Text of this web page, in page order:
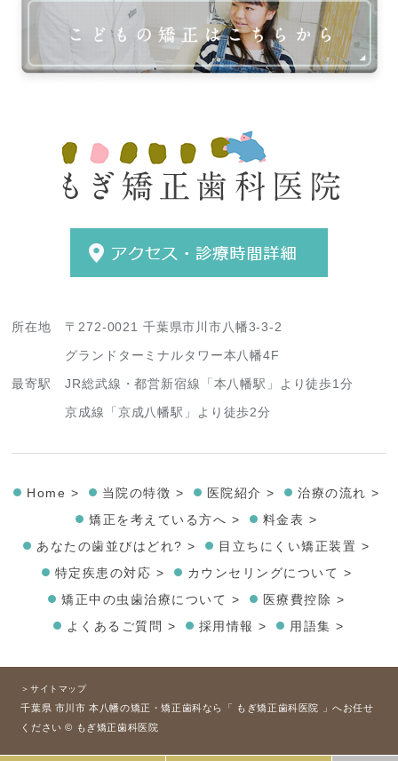
所在地
〒272-0021 千葉県市川市八幡3-3-2
グランドターミナルタワー本八幡4F
最寄駅
JR総武線・都営新宿線「本八幡駅」より徒歩1分
京成線「京成八幡駅」より徒歩2分
Home > 当院の特徴 > 医院紹介 >
治療の流れ >
矯正を考えている方へ >
料金表 >
あなたの歯並びはどれ? >
目立ちにくい矯正装置 >
特定疾患の対応 >
カウンセリングについて >
矯正中の虫歯治療について >
医療費控除 >
よくあるご質問 >
採用情報 > 用語集 >
＞サイトマップ
千葉県 市川市 本八幡の矯正・矯正歯科なら「 もぎ矯正歯科医院 」へお任せ
ください © もぎ矯正歯科医院